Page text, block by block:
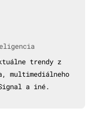
trendy z
multimediálneho
a iné.